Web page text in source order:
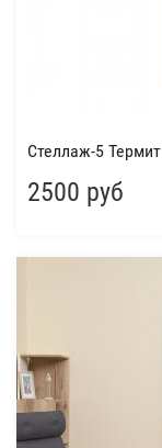
Стеллаж-5 Термит
2500 руб